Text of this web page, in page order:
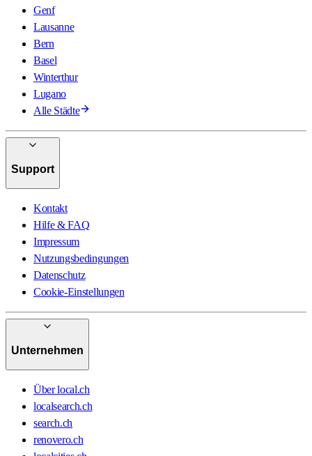
Genf
Lausanne
Bern
Basel
Winterthur
Lugano
Alle Städte
Support
Kontakt
Hilfe & FAQ
Impressum
Nutzungsbedingungen
Datenschutz
Cookie-Einstellungen
Unternehmen
Über local.ch
localsearch.ch
search.ch
renovero.ch